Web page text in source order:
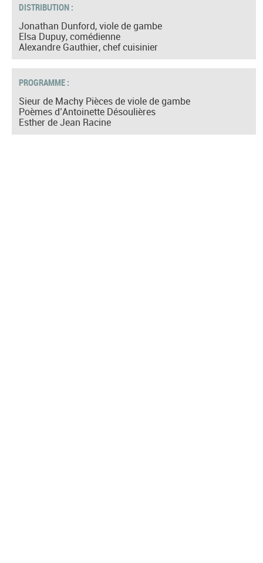
DISTRIBUTION :
Jonathan Dunford, viole de gambe
Elsa Dupuy, comédienne
Alexandre Gauthier, chef cuisinier
PROGRAMME :
Sieur de Machy Pièces de viole de gambe
Poèmes d’Antoinette Désoulières
Esther de Jean Racine